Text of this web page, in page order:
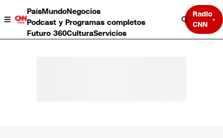
PaísMundoNegocios
Podcast y Programas completos
Futuro 360CulturaServicios
Radio
CNN